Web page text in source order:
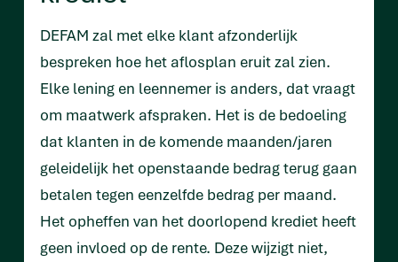
DEFAM zal met elke klant afzonderlijk
bespreken hoe het aflosplan eruit zal zien.
Elke lening en leennemer is anders, dat vraagt
om maatwerk afspraken. Het is de bedoeling
dat klanten in de komende maanden/jaren
geleidelijk het openstaande bedrag terug gaan
betalen tegen eenzelfde bedrag per maand.
Het opheffen van het doorlopend krediet heeft
geen invloed op de rente. Deze wijzigt niet,